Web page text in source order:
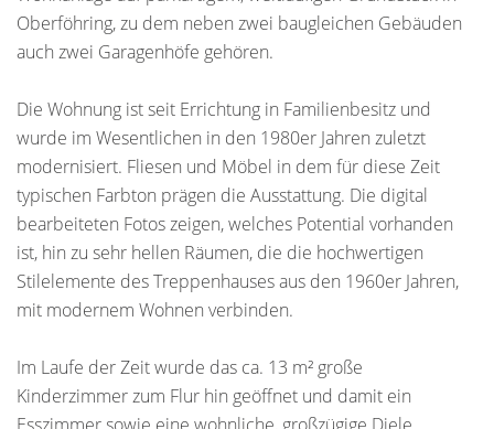
Oberföhring, zu dem neben zwei baugleichen Gebäuden
auch zwei Garagenhöfe gehören.
Die Wohnung ist seit Errichtung in Familienbesitz und
wurde im Wesentlichen in den 1980er Jahren zuletzt
modernisiert. Fliesen und Möbel in dem für diese Zeit
typischen Farbton prägen die Ausstattung. Die digital
bearbeiteten Fotos zeigen, welches Potential vorhanden
ist, hin zu sehr hellen Räumen, die die hochwertigen
Stilelemente des Treppenhauses aus den 1960er Jahren,
mit modernem Wohnen verbinden.
Im Laufe der Zeit wurde das ca. 13 m² große
Kinderzimmer zum Flur hin geöffnet und damit ein